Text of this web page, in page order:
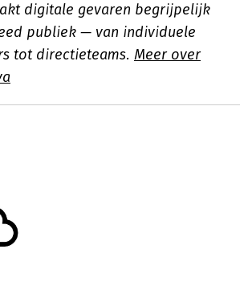
digitale gevaren begrijpelijk
publiek — van individuele
tot directieteams. Meer over